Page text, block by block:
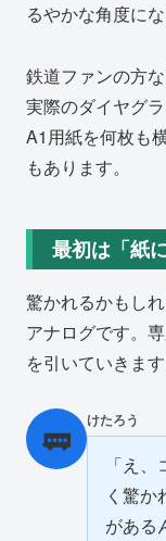
るやかな角度にな
鉄道ファンの方
実際のダイヤグ
A1用紙を何枚も
もあります。
最初は「紙
驚かれるかもし
アナログです。
を引いていきます
🚃 けたろう
「え
く驚か
がある